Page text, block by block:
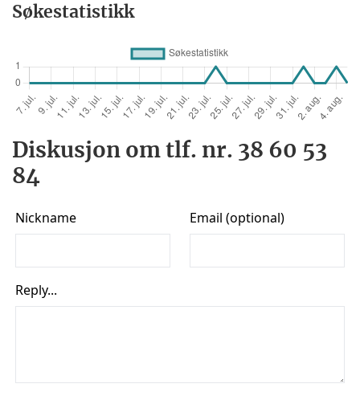
Søkestatistikk
Diskusjon om tlf. nr. 38 60 53
84